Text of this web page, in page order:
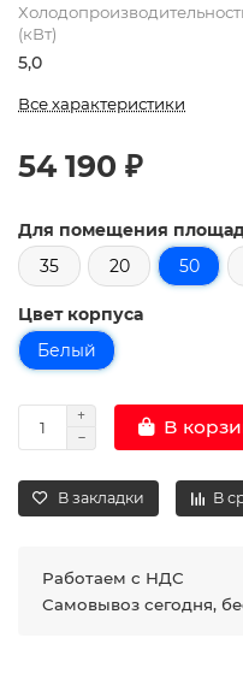
(кВт)
5,0
Все характеристики
54 190 ₽
Для помещения
35
20 50
Цвет корпуса
Белый
В
В закладки В
Работаем с НДС
Самовывоз сегодня,